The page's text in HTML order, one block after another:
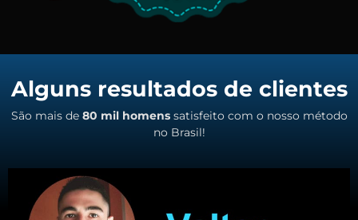
Alguns resultados de clientes
São mais de 80 mil homenssatisfeito com o nosso método
no Brasil!